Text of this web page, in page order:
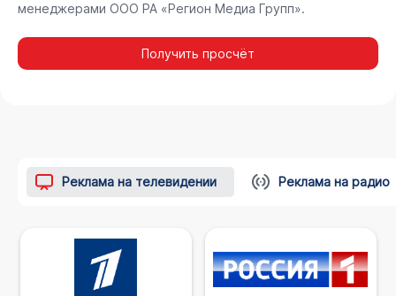
менеджерами ООО РА «Регион Медиа Групп».
Получить просчёт
Реклама на телевидении Реклама на радио